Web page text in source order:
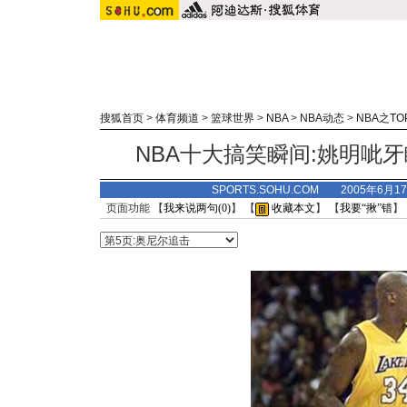
搜狐首页 > 体育频道 > 篮球世界 > NBA> NBA动态 > NBA之
NBA十大搞笑瞬间:姚明呲
SPORTS.SOHU.COM 2005年6月
页面功能 【我来说两句(0)】 【 收藏本文 】 【我要“揪”错】